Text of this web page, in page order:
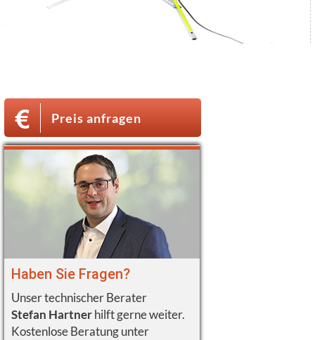
Preis anfragen
Haben Sie Fragen?
Unser technischer Berater
Stefan Hartnerhilft gerne weiter.
Kostenlose Beratung unter